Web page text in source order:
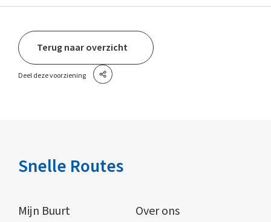
Terug naar overzicht
Deel deze voorziening
Snelle Routes
Mijn Buurt
Over ons